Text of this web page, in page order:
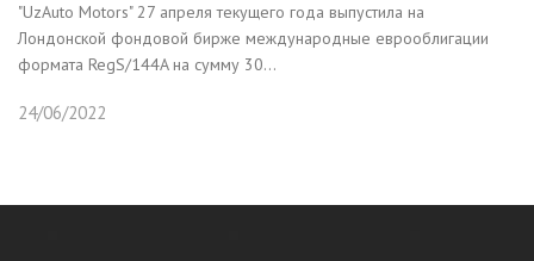
"UzAuto Motors" 27 апреля текущего года выпустила на
Лондонской фондовой бирже международные еврооблигации
формата RegS/144A на сумму 30...
24/06/2022